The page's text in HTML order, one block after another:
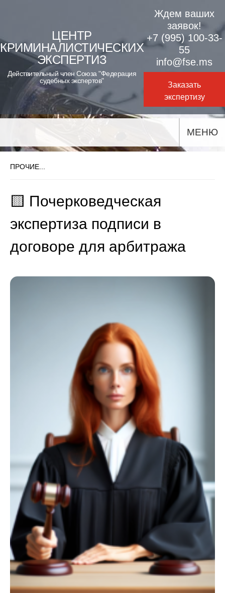
content
ЦЕНТР
КРИМИНАЛИСТИЧЕСКИХ
ЭКСПЕРТИЗ
Действительный член Союза "Федерация
судебных экспертов"
Ждем ваших
заявок!
+7 (995) 100-33-
55
info@fse.ms
Заказать
экспертизу
МЕНЮ
ПРОЧИЕ...
🟨 Почерковедческая
экспертиза подписи в
договоре для арбитража